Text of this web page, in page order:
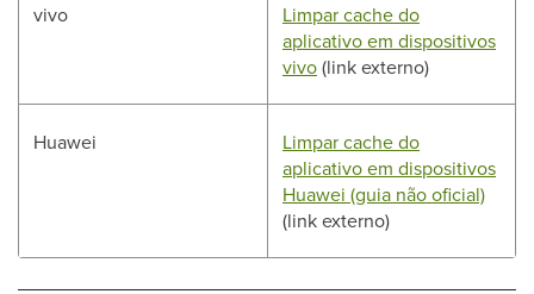
vivo
Limpar cache do
aplicativo em dispositivos
vivo(link externo)
Huawei
Limpar cache do
aplicativo em dispositivos
Huawei (guia não oficial)
(link externo)